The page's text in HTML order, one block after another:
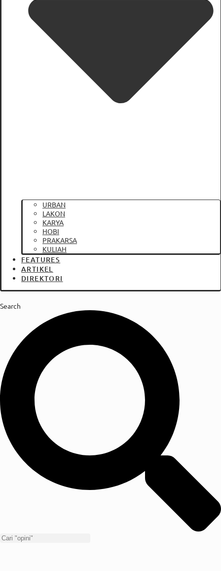
URBAN
LAKON
KARYA
HOBI
PRAKARSA
KULIAH
FEATURES
ARTIKEL
DIREKTORI
Search